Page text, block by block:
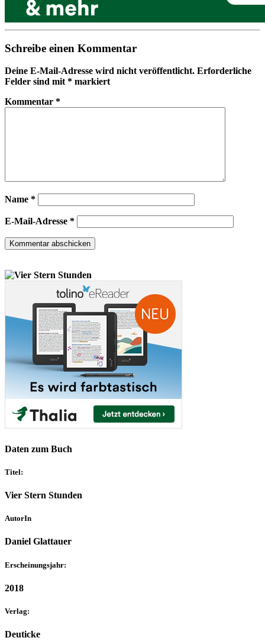
Schreibe einen Kommentar
Deine E-Mail-Adresse wird nicht veröffentlicht. Erforderliche
Felder sind mit* markiert
Kommentar *
Name *
E-Mail-Adresse *
Daten zum Buch
Titel:
Vier Stern Stunden
AutorIn
Daniel Glattauer
Erscheinungsjahr:
2018
Verlag:
Deuticke